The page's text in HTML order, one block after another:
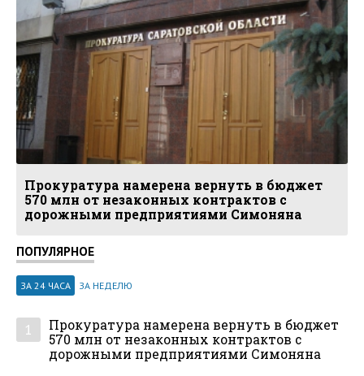
Прокуратура намерена вернуть в бюджет
570 млн от незаконных контрактов с
дорожными предприятиями Симоняна
ПОПУЛЯРНОЕ
ЗА 24 ЧАСА ЗА НЕДЕЛЮ
1
Прокуратура намерена вернуть в бюджет
570 млн от незаконных контрактов с
дорожными предприятиями Симоняна